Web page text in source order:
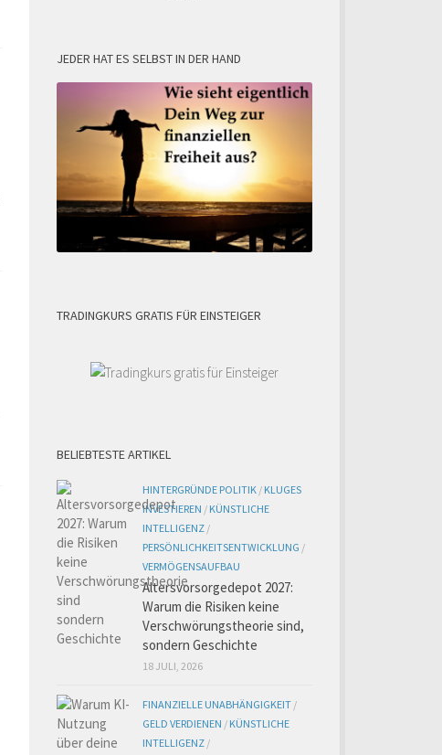
JEDER HAT ES SELBST IN DER HAND
TRADINGKURS GRATIS FÜR EINSTEIGER
BELIEBTESTE ARTIKEL
HINTERGRÜNDE POLITIK / KLUGES
INVESTIEREN / KÜNSTLICHE
INTELLIGENZ /
PERSÖNLICHKEITSENTWICKLUNG /
VERMÖGENSAUFBAU
Altersvorsorgedepot 2027:
Warum die Risiken keine
Verschwörungstheorie sind,
sondern Geschichte
18 JULI, 2026
FINANZIELLE UNABHÄNGIGKEIT /
GELD VERDIENEN / KÜNSTLICHE
INTELLIGENZ /